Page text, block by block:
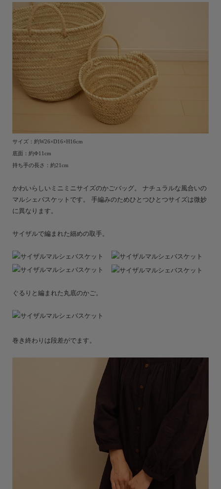
サイズ：約W26×D16×H16cm
底面：約Ф11cm
持ち手の長さ：約21cm
かわいらしいミニミニサイズのかごバッグ。 ナチュラルな風合いの
マルシェバスケットです。 手編みのためひとつひとつサイズは微妙
に異なります。
サイザルで編まれた細めの取手。
ぐるりと編まれた丸底のかご。
巻き終わりは段差がでます。